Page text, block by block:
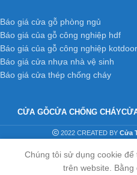
MDF phủ PVC
Cửa gỗ công nghiệp MDF phủ
sử dụng gỗ tự nhiên để làm các
cửa văn phòng trong các công
»»» Liên hệ:0917103355để
công nghiệp MDFVeneer
Báo giá cửa gỗ phòng ngủ
Báo giá của gỗ công nghiệp hdf
Báo giá của gỗ công nghiệp kotdoor
Báo giá cửa nhựa nhà vệ sinh
Báo giá cửa thép chống cháy
CỬA GỖCỬA CHỐNG CHÁY
2022 CREATED BY Cửa
Chúng tôi sử dụng cookie
trên website. Bằng